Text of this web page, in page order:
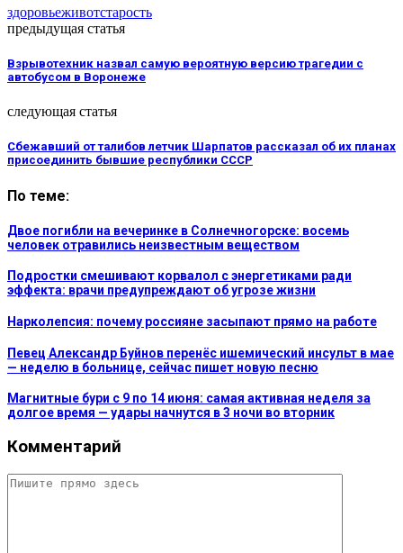
здоровьеживотстарость
предыдущая статья
Взрывотехник назвал самую вероятную версию трагедии с
автобусом в Воронеже
следующая статья
Сбежавший от талибов летчик Шарпатов рассказал об их планах
присоединить бывшие республики СССР
По теме:
Двое погибли на вечеринке в Солнечногорске: восемь
человек отравились неизвестным веществом
Подростки смешивают корвалол с энергетиками ради
эффекта: врачи предупреждают об угрозе жизни
Нарколепсия: почему россияне засыпают прямо на работе
Певец Александр Буйнов перенёс ишемический инсульт в мае
— неделю в больнице, сейчас пишет новую песню
Магнитные бури с 9 по 14 июня: самая активная неделя за
долгое время — удары начнутся в 3 ночи во вторник
Комментарий